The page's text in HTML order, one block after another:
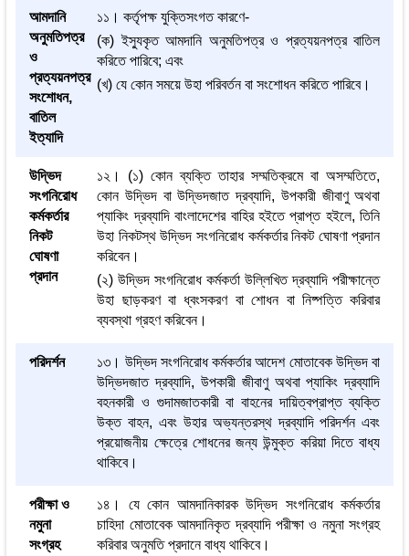
আমদানি
অনুমতিপত্র
ও
প্রত্যয়নপত্র
সংশোধন,
বাতিল
ইত্যাদি
১১। কর্তৃপক্ষ যুক্তিসংগত কারণে-
(ক) ইস্যুকৃত আমদানি অনুমতিপত্র ও প্রত্যয়নপত্র বাতিল
করিতে পারিবে; এবং
(খ) যে কোন সময়ে উহা পরিবর্তন বা সংশোধন করিতে পারিবে।
উদ্ভিদ
সংগনিরোধ
কর্মকর্তার
নিকট
ঘোষণা
প্রদান
১২। (১) কোন ব্যক্তি তাহার সম্মতিক্রমে বা অসম্মতিতে,
কোন উদ্ভিদ বা উদ্ভিদজাত দ্রব্যাদি, উপকারী জীবাণু অথবা
প্যাকিং দ্রব্যাদি বাংলাদেশের বাহির হইতে প্রাপ্ত হইলে, তিনি
উহা নিকটস্থ উদ্ভিদ সংগনিরোধ কর্মকর্তার নিকট ঘোষণা প্রদান
করিবেন।
(২) উদ্ভিদ সংগনিরোধ কর্মকর্তা উল্লিখিত দ্রব্যাদি পরীক্ষান্তে
উহা ছাড়করণ বা ধ্বংসকরণ বা শোধন বা নিষ্পত্তি করিবার
ব্যবস্থা গ্রহণ করিবেন।
পরিদর্শন
১৩। উদ্ভিদ সংগনিরোধ কর্মকর্তার আদেশ মোতাবেক উদ্ভিদ বা
উদ্ভিদজাত দ্রব্যাদি, উপকারী জীবাণু অথবা প্যাকিং দ্রব্যাদি
বহনকারী ও গুদামজাতকারী বা বাহনের দায়িত্বপ্রাপ্ত ব্যক্তি
উক্ত বাহন, এবং উহার অভ্যন্তরস্থ দ্রব্যাদি পরিদর্শন এবং
প্রয়োজনীয় ক্ষেত্রে শোধনের জন্য উন্মুক্ত করিয়া দিতে বাধ্য
থাকিবে।
পরীক্ষা ও
নমুনা
সংগ্রহ
১৪। যে কোন আমদানিকারক উদ্ভিদ সংগনিরোধ কর্মকর্তার
চাহিদা মোতাবেক আমদানিকৃত দ্রব্যাদি পরীক্ষা ও নমুনা সংগ্রহ
করিবার অনুমতি প্রদানে বাধ্য থাকিবে।